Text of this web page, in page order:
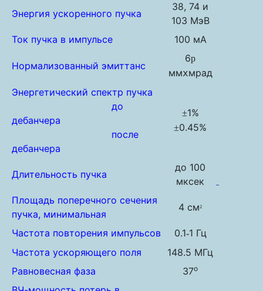
Энергия ускоренного пучка
38, 74 и
103 МэВ
Ток пучка в импульсе
100 мА
Нормализованный эмиттанс
6p
ммxмрад
Энергетический спектр пучка
до
дебанчера
после
дебанчера
±1%
±0.45%
Длительность пучка
до 100
мксек
Площадь поперечного сечения
пучка, минимальная
4 см2
Частота повторения импульсов 0.1-1 Гц
Частота ускоряющего поля
148.5 МГц
Равновесная фаза
37o